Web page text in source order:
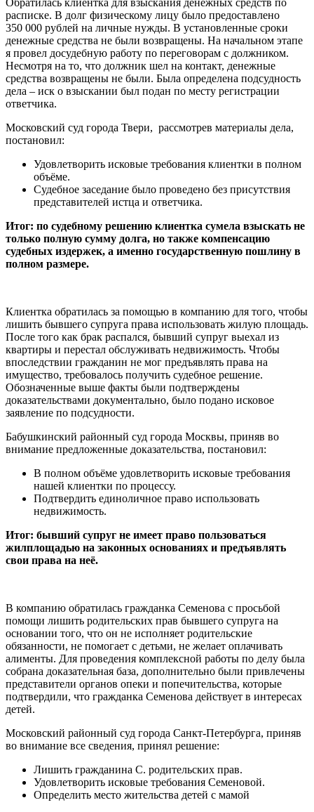
Обратилась клиентка для взыскания денежных средств по
расписке. В долг физическому лицу было предоставлено
350 000 рублей на личные нужды. В установленные сроки
денежные средства не были возвращены. На начальном этапе
я провел досудебную работу по переговорам с должником.
Несмотря на то, что должник шел на контакт, денежные
средства возвращены не были. Была определена подсудность
дела – иск о взыскании был подан по месту регистрации
ответчика.
Московский суд города Твери, рассмотрев материалы дела,
постановил:
Удовлетворить исковые требования клиентки в полном
объёме.
Судебное заседание было проведено без присутствия
представителей истца и ответчика.
Итог: по судебному решению клиентка сумела взыскать не
только полную сумму долга, но также компенсацию
судебных издержек, а именно государственную пошлину в
полном размере.
Клиентка обратилась за помощью в компанию для того, чтобы
лишить бывшего супруга права использовать жилую площадь.
После того как брак распался, бывший супруг выехал из
квартиры и перестал обслуживать недвижимость. Чтобы
впоследствии гражданин не мог предъявлять права на
имущество, требовалось получить судебное решение.
Обозначенные выше факты были подтверждены
доказательствами документально, было подано исковое
заявление по подсудности.
Бабушкинский районный суд города Москвы, приняв во
внимание предложенные доказательства, постановил:
В полном объёме удовлетворить исковые требования
нашей клиентки по процессу.
Подтвердить единоличное право использовать
недвижимость.
Итог: бывший супруг не имеет право пользоваться
жилплощадью на законных основаниях и предъявлять
свои права на неё.
В компанию обратилась гражданка Семенова с просьбой
помощи лишить родительских прав бывшего супруга на
основании того, что он не исполняет родительские
обязанности, не помогает с детьми, не желает оплачивать
алименты. Для проведения комплексной работы по делу была
собрана доказательная база, дополнительно были привлечены
представители органов опеки и попечительства, которые
подтвердили, что гражданка Семенова действует в интересах
детей.
Московский районный суд города Санкт-Петербурга, приняв
во внимание все сведения, принял решение:
Лишить гражданина С. родительских прав.
Удовлетворить исковые требования Семеновой.
Определить место жительства детей с мамой